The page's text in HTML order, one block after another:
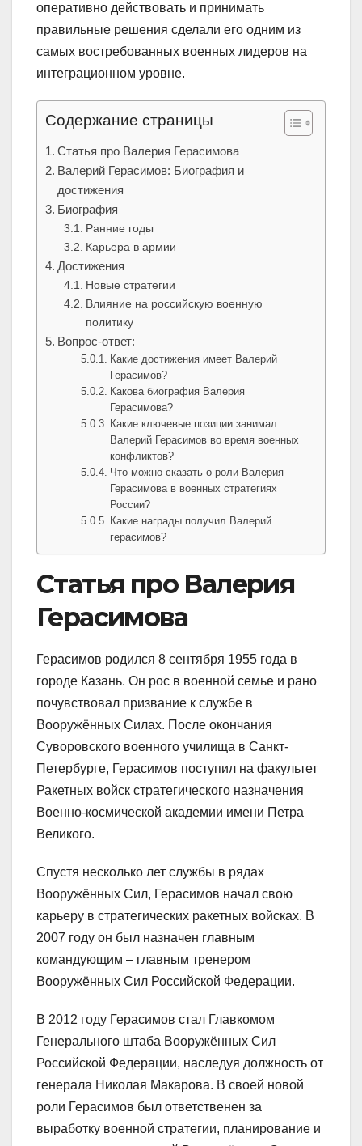
оперативно действовать и принимать
правильные решения сделали его одним из
самых востребованных военных лидеров на
интеграционном уровне.
Содержание страницы
Статья про Валерия Герасимова
Валерий Герасимов: Биография и
достижения
Биография
Ранние годы
Карьера в армии
Достижения
Новые стратегии
Влияние на российскую военную
политику
Вопрос-ответ:
Какие достижения имеет Валерий
Герасимов?
Какова биография Валерия
Герасимова?
Какие ключевые позиции занимал
Валерий Герасимов во время военных
конфликтов?
Что можно сказать о роли Валерия
Герасимова в военных стратегиях
России?
Какие награды получил Валерий
герасимов?
Статья про Валерия
Герасимова
Герасимов родился 8 сентября 1955 года в
городе Казань. Он рос в военной семье и рано
почувствовал призвание к службе в
Вооружённых Силах. После окончания
Суворовского военного училища в Санкт-
Петербурге, Герасимов поступил на факультет
Ракетных войск стратегического назначения
Военно-космической академии имени Петра
Великого.
Спустя несколько лет службы в рядах
Вооружённых Сил, Герасимов начал свою
карьеру в стратегических ракетных войсках. В
2007 году он был назначен главным
командующим – главным тренером
Вооружённых Сил Российской Федерации.
В 2012 году Герасимов стал Главкомом
Генерального штаба Вооружённых Сил
Российской Федерации, наследуя должность от
генерала Николая Макарова. В своей новой
роли Герасимов был ответственен за
выработку военной стратегии, планирование и